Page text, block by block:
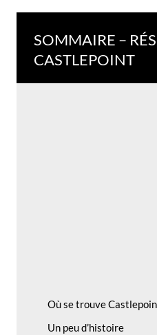
SOMMAIRE –
CASTLEPOINT
Où se trouve
Un peu d’histoire